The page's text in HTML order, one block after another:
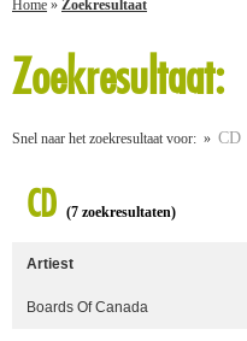
Home » Zoekresultaat
Zoekresultaat:
Snel naar het zoekresultaat voor: » CD
CD (7 zoekresultaten)
Artiest
Boards Of Canada